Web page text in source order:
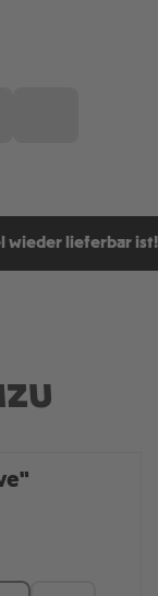
wieder lieferbar ist!